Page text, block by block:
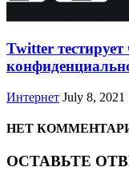
Twitter
Интернет July 8, 2021
НЕТ
ОСТАВЬТЕ